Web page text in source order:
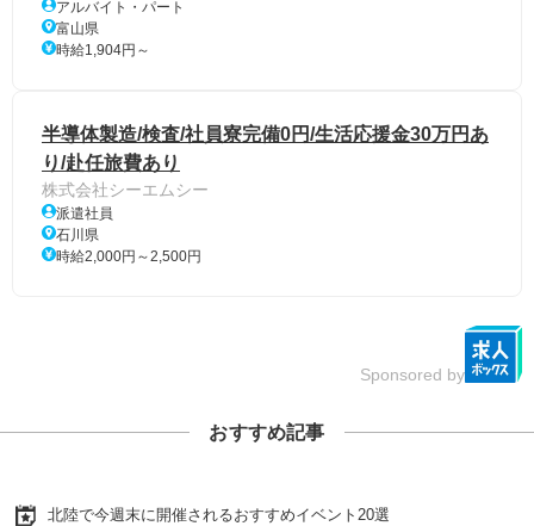
アルバイト・パート
富山県
時給1,904円～
半導体製造/検査/社員寮完備0円/生活応援金30万円あ
り/赴任旅費あり
株式会社シーエムシー
派遣社員
石川県
時給2,000円～2,500円
Sponsored by
おすすめ記事
北陸で今週末に開催されるおすすめイベント20選